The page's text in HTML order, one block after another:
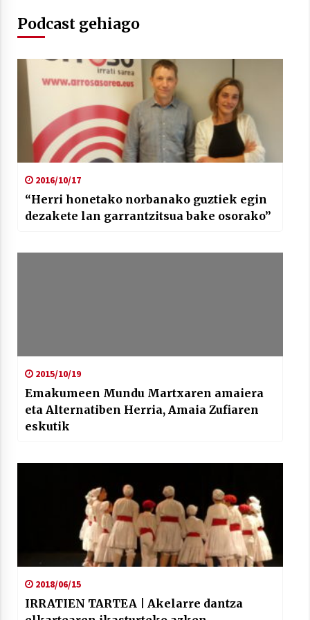
Arrosaren laburpen bideoa Hamaika
Telebistaren eskutik
2021/06/30
Podcast gehiago
2016/10/17
“Herri honetako norbanako guztiek egin
dezakete lan garrantzitsua bake osorako”
2015/10/19
Emakumeen Mundu Martxaren amaiera
eta Alternatiben Herria, Amaia Zufiaren
eskutik
2018/06/15
IRRATIEN TARTEA | Akelarre dantza